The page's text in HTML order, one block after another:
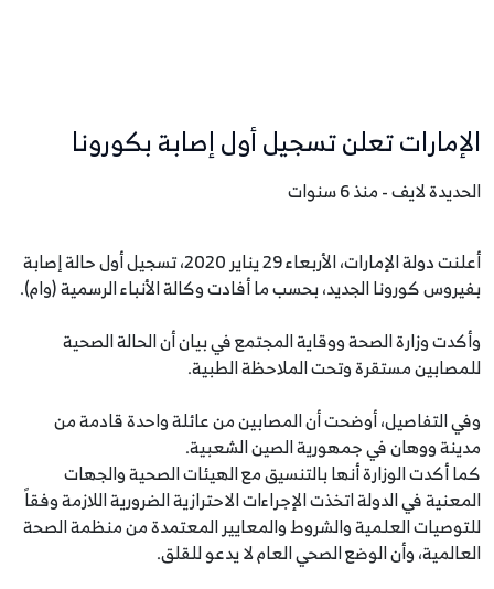
الإمارات تعلن تسجيل أول إصابة بكورونا
الحديدة لايف - منذ 6 سنوات
أعلنت دولة الإمارات، الأربعاء 29 يناير 2020، تسجيل أول حالة إصابة
بفيروس كورونا الجديد، بحسب ما أفادت وكالة الأنباء الرسمية (وام).
وأكدت وزارة الصحة ووقاية المجتمع في بيان أن الحالة الصحية
للمصابين مستقرة وتحت الملاحظة الطبية.
وفي التفاصيل، أوضحت أن المصابين من عائلة واحدة قادمة من
مدينة ووهان في جمهورية الصين الشعبية.
كما أكدت الوزارة أنها بالتنسيق مع الهيئات الصحية والجهات
المعنية في الدولة اتخذت الإجراءات الاحترازية الضرورية اللازمة وفقاً
للتوصيات العلمية والشروط والمعايير المعتمدة من منظمة الصحة
العالمية، وأن الوضع الصحي العام لا يدعو للقلق.